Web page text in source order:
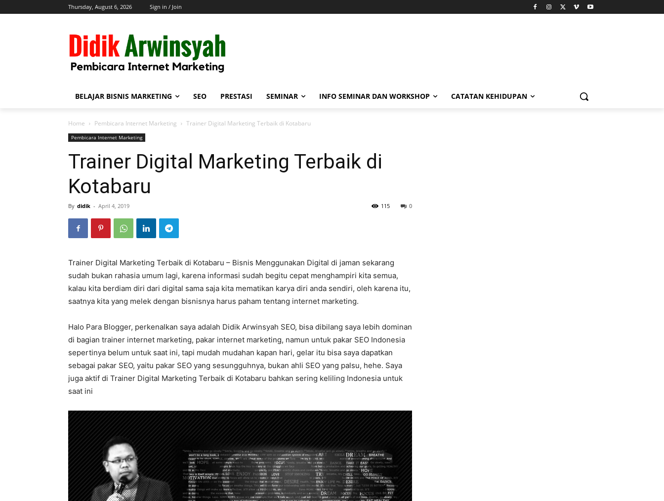
Thursday, August 6, 2026 Sign in / Join
BELAJAR BISNIS MARKETING SEO PRESTASI SEMINAR INFO SEMINAR DAN WORKSHOP CATATAN KEHIDUPAN
Home Pembicara Internet Marketing Trainer Digital Marketing Terbaik di Kotabaru
Pembicara Internet Marketing
Trainer Digital Marketing Terbaik di
Kotabaru
By didik - April 4, 2019 0
115
Trainer Digital Marketing Terbaik di Kotabaru – Bisnis Menggunakan Digital di jaman sekarang
sudah bukan rahasia umum lagi, karena informasi sudah begitu cepat menghampiri kita semua,
kalau kita berdiam diri dari digital sama saja kita mematikan karya diri anda sendiri, oleh karena itu,
saatnya kita yang melek dengan bisnisnya harus paham tentang internet marketing.
Halo Para Blogger, perkenalkan saya adalah Didik Arwinsyah SEO, bisa dibilang saya lebih dominan
di bagian trainer internet marketing, pakar internet marketing, namun untuk pakar SEO Indonesia
sepertinya belum untuk saat ini, tapi mudah mudahan kapan hari, gelar itu bisa saya dapatkan
sebagai pakar SEO, yaitu pakar SEO yang sesungguhnya, bukan ahli SEO yang palsu, hehe. Saya
juga aktif di Trainer Digital Marketing Terbaik di Kotabaru bahkan sering keliling Indonesia untuk
saat ini